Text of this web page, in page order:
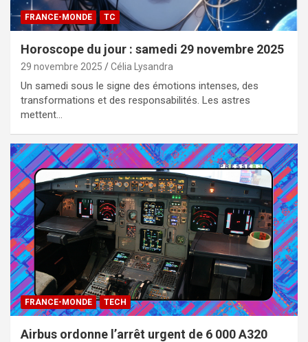
FRANCE-MONDE TC
Horoscope du jour : samedi 29 novembre 2025
29 novembre 2025 Célia Lysandra
Un samedi sous le signe des émotions intenses, des
transformations et des responsabilités. Les astres
mettent…
FRANCE-MONDE TECH
Airbus ordonne l’arrêt urgent de 6 000 A320